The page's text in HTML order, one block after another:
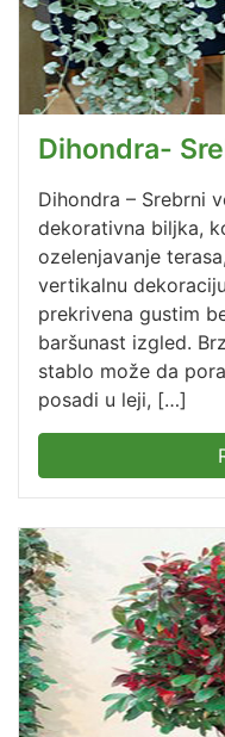
Dihondra-
Dihondra – Srebrni
dekorativna biljka,
ozelenjavanje
vertikalnu
prekrivena gustim
baršunast izgled.
stablo može da
posadi u leji, […]